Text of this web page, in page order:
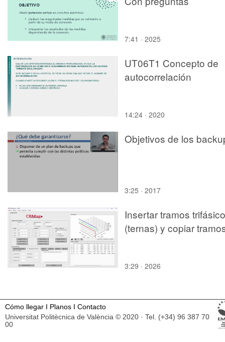
7:41 · 2025
UT06T1 Concepto de
autocorrelación
14:24 · 2020
Objetivos de los
3:25 · 2017
Insertar tramos
(ternas) y copiar
3:29 · 2026
Cómo llegar I Planos I Contacto
Universitat Politècnica de València © 2020 · Tel. (+34) 96 387 70
00